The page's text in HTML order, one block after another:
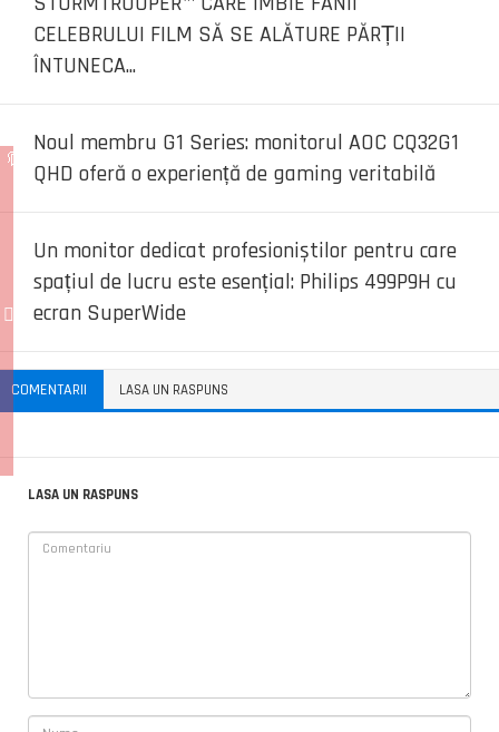
CELEBRULUI FILM SĂ SE ALĂTURE PĂRȚII
ÎNTUNECA...
Noul membru G1 Series: monitorul AOC CQ32G1
QHD oferă o experiență de gaming veritabilă
Un monitor dedicat profesioniștilor pentru care
spațiul de lucru este esențial: Philips 499P9H cu
ecran SuperWide
COMENTARII LASA UN RASPUNS
LASA UN RASPUNS